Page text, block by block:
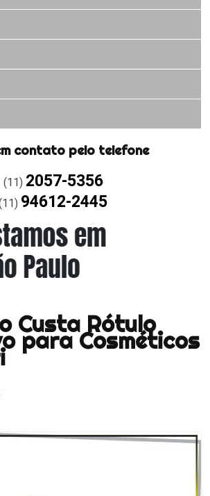
contato pelo telefone
(11) 2057-5356
94612-2445
Custa Rótulo
para Cosméticos